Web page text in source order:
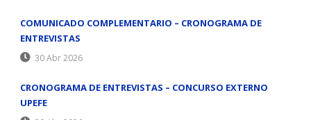
COMUNICADO COMPLEMENTARIO – CRONOGRAMA DE
ENTREVISTAS
30 Abr 2026
CRONOGRAMA DE ENTREVISTAS – CONCURSO EXTERNO
UPEFE